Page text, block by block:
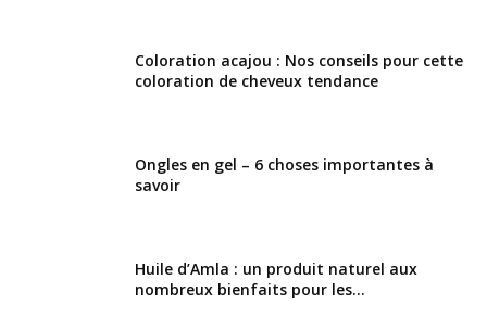
Coloration acajou : Nos conseils pour cette
coloration de cheveux tendance
Ongles en gel – 6 choses importantes à
savoir
Huile d’Amla : un produit naturel aux
nombreux bienfaits pour les...